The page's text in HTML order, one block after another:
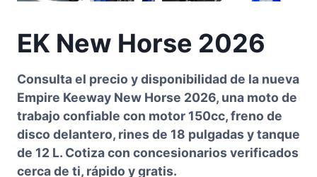
EK New Horse 2026
Consulta el precio y disponibilidad de la nueva
Empire Keeway New Horse 2026, una moto de
trabajo confiable con motor 150cc, freno de
disco delantero, rines de 18 pulgadas y tanque
de 12 L. Cotiza con concesionarios verificados
cerca de ti, rápido y gratis.